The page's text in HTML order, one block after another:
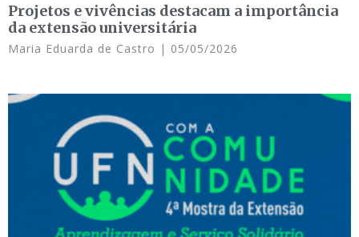
Projetos e vivências destacam a importância
da extensão universitária
Maria Eduarda de Castro 05/05/2026